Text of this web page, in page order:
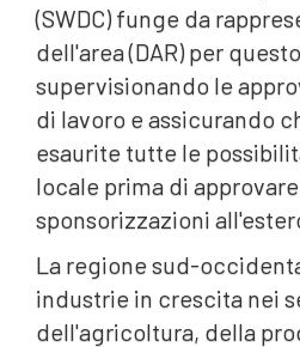
(SWDC) funge da
dell'area (DAR) per
supervisionando le
di lavoro e assicurando
esaurite tutte le
locale prima di
sponsorizzazioni
La regione sud-
industrie in crescita nei
dell'agricoltura, della